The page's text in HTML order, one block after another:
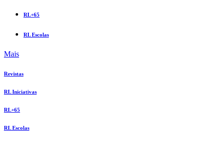
RL+65
RL Escolas
Mais
Revistas
RL Iniciativas
RL+65
RL Escolas